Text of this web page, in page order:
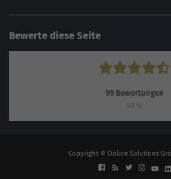
Bewerte diese Seite
99Bewertungen
90 %
Copyright © Online Solutions